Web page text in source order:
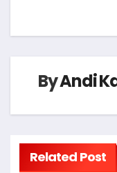
ByAndi
Related Post